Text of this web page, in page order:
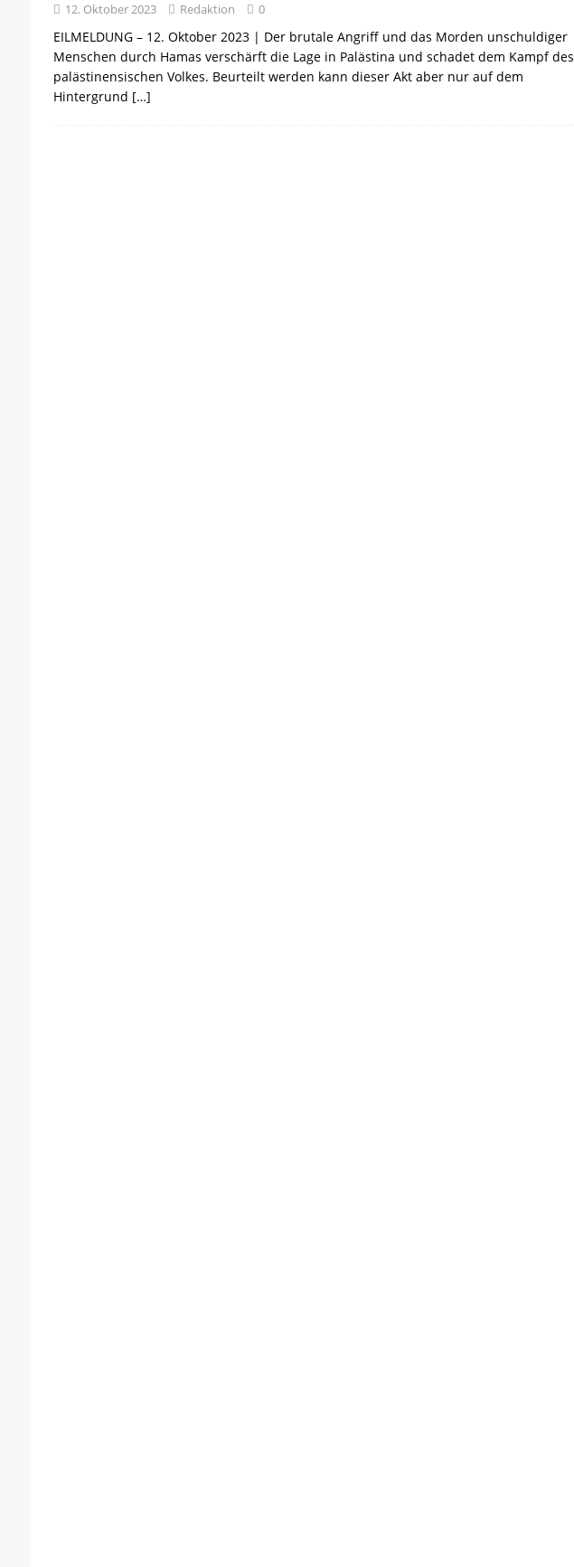
12. Oktober 2023 Redaktion 0
EILMELDUNG – 12. Oktober 2023 | Der brutale Angriff und das Morden unschuldiger
Menschen durch Hamas verschärft die Lage in Palästina und schadet dem Kampf des
palästinensischen Volkes. Beurteilt werden kann dieser Akt aber nur auf dem
Hintergrund […]